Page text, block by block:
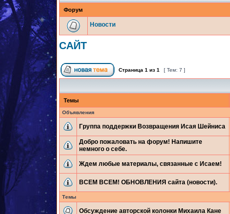
Форум
Новости
САЙТ
Страница 1 из 1 [ Тем: 7 ]
Темы
Объявления
Группа поддержки Возвращения Исая Шейниса
Добро пожаловать на форум! Напишите
немного о себе.
Ждем любые материалы, связанные с Исаем!
ВСЕМ ВСЕМ! ОБНОВЛЕНИЯ сайта (новости).
Темы
Обсуждение авторской колонки Михаила Кане